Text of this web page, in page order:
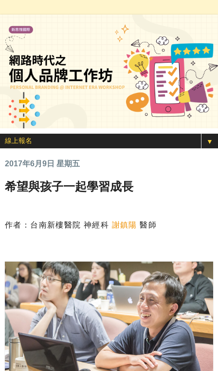
▼
2017年6月9日 星期五
希望與孩子一起學習成長
作者：台南新樓醫院 神經科 謝鎮陽 醫師